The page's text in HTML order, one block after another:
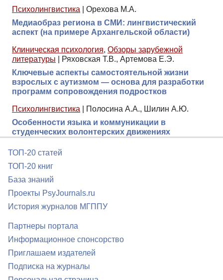
Психолингвистика
Орехова М.А.
Медиаобраз региона в СМИ: лингвистический
аспект (на примере Архангельской области)
Клиническая психология, Обзоры зарубежной
литературы
Ряховская Т.В., Артемова Е.Э.
Ключевые аспекты самостоятельной жизни
взрослых с аутизмом — основа для разработки
программ сопровождения подростков
Психолингвистика
Полосина А.А., Шилин А.Ю.
Особенности языка и коммуникации в
студенческих волонтерских движениях
ТОП-20 статей
ТОП-20 книг
База знаний
Проекты PsyJournals.ru
История журналов МГППУ
Партнеры портала
Информационное спонсорство
Приглашаем издателей
Подписка на журналы